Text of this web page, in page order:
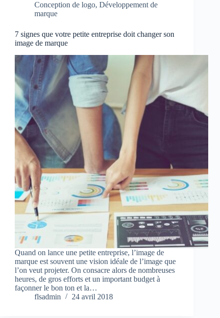
Conception de logo, Développement de
marque
7 signes que votre petite entreprise doit changer son
image de marque
Quand on lance une petite entreprise, l’image de
marque est souvent une vision idéale de l’image que
l’on veut projeter. On consacre alors de nombreuses
heures, de gros efforts et un important budget à
façonner le bon ton et la…
flsadmin
24 avril 2018